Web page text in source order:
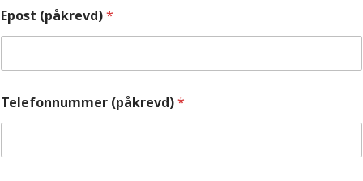
Epost (påkrevd)*
Telefonnummer (påkrevd)*